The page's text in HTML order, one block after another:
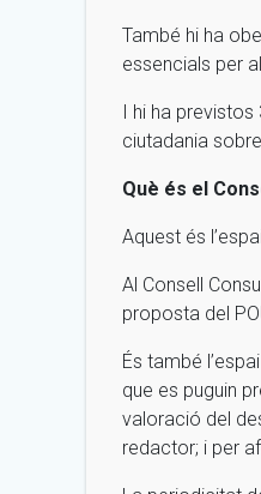
També hi ha
essencials per
I hi ha
ciutadania
Què és el
Aquest és
Al Consell
proposta del
És també
que es puguin
valoració del
redactor; i per